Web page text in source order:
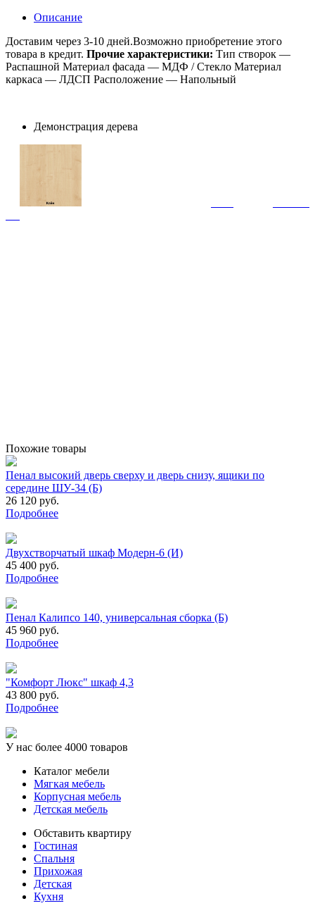
Описание
Доставим через 3-10 дней.Возможно приобретение этого
товара в кредит. Прочие характеристики: Тип створок —
Распашной Материал фасада — МДФ / Стекло Материал
каркаса — ЛДСП Расположение — Напольный
Демонстрация дерева
Похожие товары
Пенал высокий дверь сверху и дверь снизу, ящики по
середине ШУ-34 (Б)
26 120 руб.
Подробнее
Двухстворчатый шкаф Модерн-6 (И)
45 400 руб.
Подробнее
Пенал Калипсо 140, универсальная сборка (Б)
45 960 руб.
Подробнее
"Комфорт Люкс" шкаф 4,3
43 800 руб.
Подробнее
У нас более 4000 товаров
Каталог мебели
Мягкая мебель
Корпусная мебель
Детская мебель
Обставить квартиру
Гостиная
Спальня
Прихожая
Детская
Кухня